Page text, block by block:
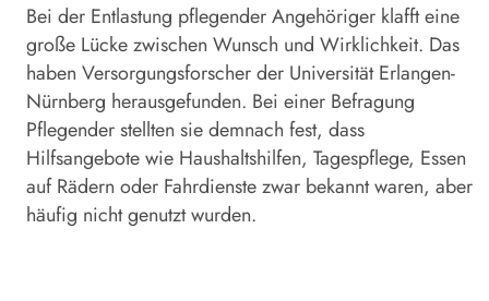
Bei der Entlastung pflegender Angehöriger klafft eine
große Lücke zwischen Wunsch und Wirklichkeit. Das
haben Versorgungsforscher der Universität Erlangen-
Nürnberg herausgefunden. Bei einer Befragung
Pflegender stellten sie demnach fest, dass
Hilfsangebote wie Haushaltshilfen, Tagespflege, Essen
auf Rädern oder Fahrdienste zwar bekannt waren, aber
häufig nicht genutzt wurden.